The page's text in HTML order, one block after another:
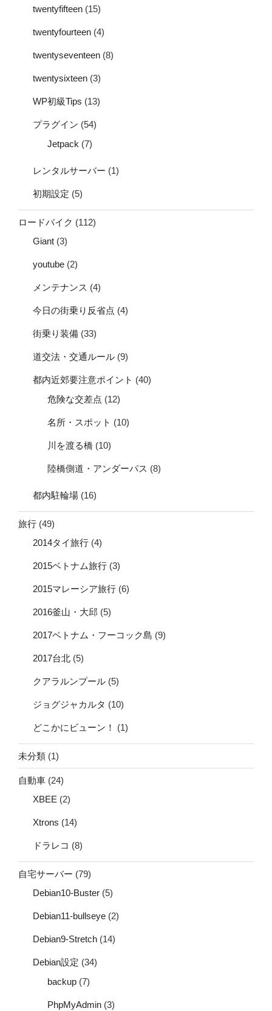
twentyfifteen (15)
twentyfourteen (4)
twentyseventeen (8)
twentysixteen (3)
WP初級Tips (13)
プラグイン (54)
Jetpack (7)
レンタルサーバー (1)
初期設定 (5)
ロードバイク (112)
Giant (3)
youtube (2)
メンテナンス (4)
今日の街乗り反省点 (4)
街乗り装備 (33)
道交法・交通ルール (9)
都内近郊要注意ポイント (40)
危険な交差点 (12)
名所・スポット (10)
川を渡る橋 (10)
陸橋側道・アンダーパス (8)
都内駐輪場 (16)
旅行 (49)
2014タイ旅行 (4)
2015ベトナム旅行 (3)
2015マレーシア旅行 (6)
2016釜山・大邱 (5)
2017ベトナム・フーコック島 (9)
2017台北 (5)
クアラルンプール (5)
ジョグジャカルタ (10)
どこかにビューン！ (1)
未分類 (1)
自動車 (24)
XBEE (2)
Xtrons (14)
ドラレコ (8)
自宅サーバー (79)
Debian10-Buster (5)
Debian11-bullseye (2)
Debian9-Stretch (14)
Debian設定 (34)
backup (7)
PhpMyAdmin (3)